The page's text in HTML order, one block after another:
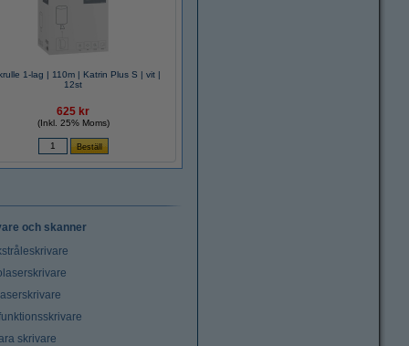
1-lag | 110m | Katrin Plus S | vit |
12st
625 kr
(Inkl. 25% Moms)
och skanner
skrivare